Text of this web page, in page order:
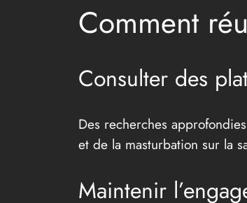
Comment
Consulter des
Des recherches
et de la masturbation sur la
Maintenir